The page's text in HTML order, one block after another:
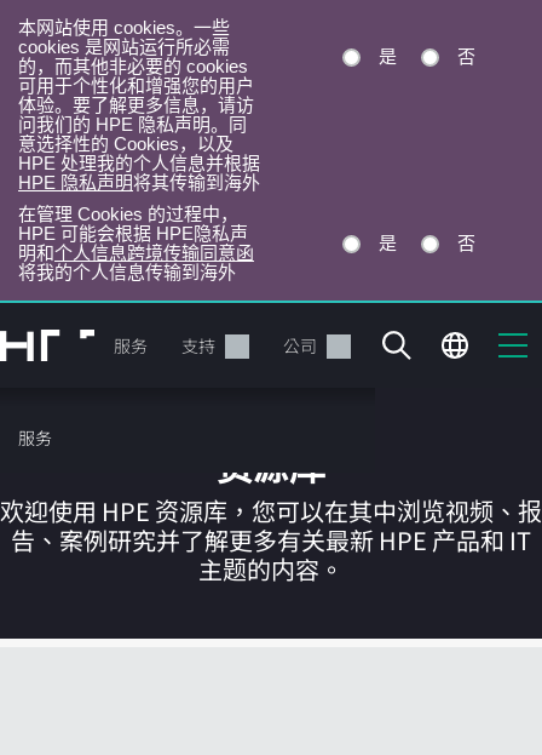
本网站使用 cookies。一些
cookies 是网站运行所必需
的，而其他非必要的 cookies
可用于个性化和增强您的用户
体验。要了解更多信息，请访
问我们的 HPE 隐私声明。同
意选择性的 Cookies，以及
HPE 处理我的个人信息并根据
HPE 隐私声明将其传输到海外
是 否
在管理 Cookies 的过程中，
HPE 可能会根据 HPE隐私声
明和个人信息跨境传输同意函
将我的个人信息传输到海外
是 否
转
到
目
录
产品 服务 支持 公司
服务
您的购物车目前是空的
资源库
欢迎使用 HPE 资源库，您可以在其中浏览视频、报
告、案例研究并了解更多有关最新 HPE 产品和 IT
主题的内容。